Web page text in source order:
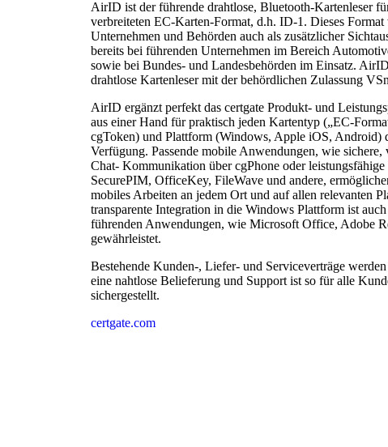
AirID ist der führende drahtlose, Bluetooth-Kartenleser
verbreiteten EC-Karten-Format, d.h. ID-1. Dieses Format
Unternehmen und Behörden auch als zusätzlicher
bereits bei führenden Unternehmen im Bereich
sowie bei Bundes- und Landesbehörden im Einsatz.
drahtlose Kartenleser mit der behördlichen Zulassung
AirID ergänzt perfekt das certgate Produkt- und
aus einer Hand für praktisch jeden Kartentyp („EC-
cgToken) und Plattform (Windows, Apple iOS, Android)
Verfügung. Passende mobile Anwendungen, wie sichere,
Chat- Kommunikation über cgPhone oder
SecurePIM, OfficeKey, FileWave und andere,
mobiles Arbeiten an jedem Ort und auf allen relevanten
transparente Integration in die Windows Plattform ist
führenden Anwendungen, wie Microsoft Office, Adobe
gewährleistet.
Bestehende Kunden-, Liefer- und Serviceverträge
eine nahtlose Belieferung und Support ist so für alle
sichergestellt.
certgate.com